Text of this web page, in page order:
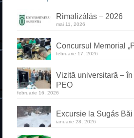
Liceu
Frecvență redusă
Școală profesională
Dual
Special
Rimalizálás – 2026
mai 11, 2026
Concursul Memorial
februarie 17, 2026
Vizită universitară –
PEO
februarie 16, 2026
Excursie la Sugás Băi
ianuarie 28, 2026